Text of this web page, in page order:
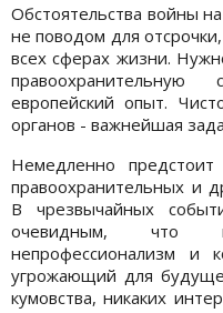
Обстоятельства войны
не поводом для
всех сферах жизни.
европейский опыт.
органов - важнейшая
Немедленно предстоит
правоохранительных и
В чрезвычайных
очевидным, что
непрофессионализм и
угрожающий для
кумовства, никаких